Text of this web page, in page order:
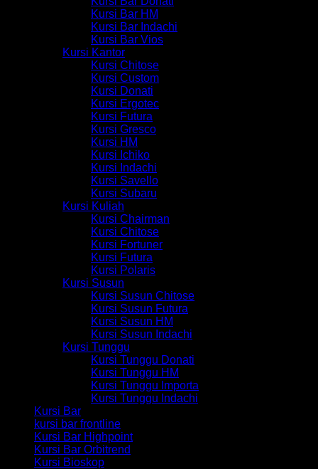
Kursi Bar HM
Kursi Bar Indachi
Kursi Bar Vios
Kursi Kantor
Kursi Chitose
Kursi Custom
Kursi Donati
Kursi Ergotec
Kursi Futura
Kursi Gresco
Kursi HM
Kursi Ichiko
Kursi Indachi
Kursi Savello
Kursi Subaru
Kursi Kuliah
Kursi Chairman
Kursi Chitose
Kursi Fortuner
Kursi Futura
Kursi Polaris
Kursi Susun
Kursi Susun Chitose
Kursi Susun Futura
Kursi Susun HM
Kursi Susun Indachi
Kursi Tunggu
Kursi Tunggu Donati
Kursi Tunggu HM
Kursi Tunggu Importa
Kursi Tunggu Indachi
Kursi Bar
kursi bar frontline
Kursi Bar Highpoint
Kursi Bar Orbitrend
Kursi Bioskop